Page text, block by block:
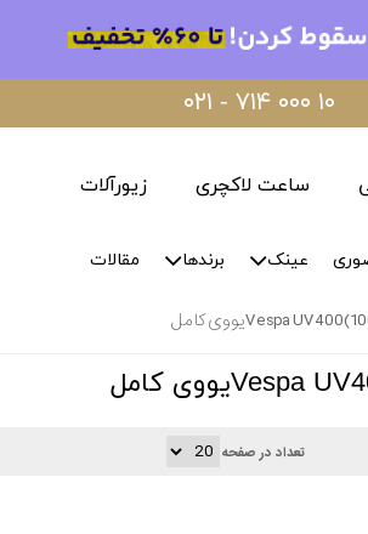
۰۲۱ - ۷۱۴ ۰۰۰ ۱۰
ساعت لاکچری زیورآلات
عینک برندها مقالات
تعداد در صفحه